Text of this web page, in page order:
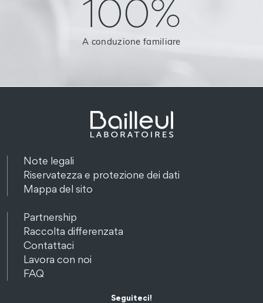
100%
A conduzione familiare
Note legali
Riservatezza e protezione dei dati
Mappa del sito
Partnership
Raccolta differenzata
Contattaci
Lavora con noi
FAQ
Seguiteci!